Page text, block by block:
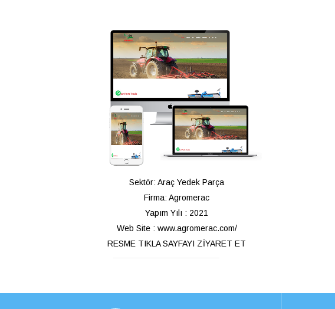
Sektör: Araç Yedek Parça
Firma: Agromerac
Yapım Yılı : 2021
Web Site : www.agromerac.com/
RESME TIKLA SAYFAYI ZİYARET ET